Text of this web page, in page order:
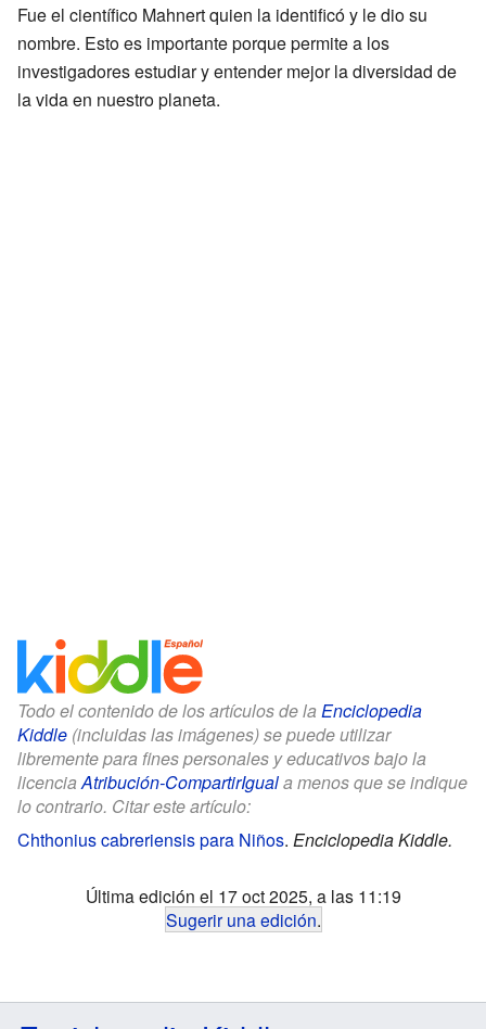
Fue el científico Mahnert quien la identificó y le dio su
nombre. Esto es importante porque permite a los
investigadores estudiar y entender mejor la diversidad de
la vida en nuestro planeta.
Todo el contenido de los artículos de la Enciclopedia
Kiddle (incluidas las imágenes) se puede utilizar
libremente para fines personales y educativos bajo la
licenciaAtribución-CompartirIguala menos que se indique
lo contrario. Citar este artículo:
Chthonius cabreriensis para Niños. Enciclopedia Kiddle.
Última edición el 17 oct 2025, a las 11:19
Sugerir una edición.